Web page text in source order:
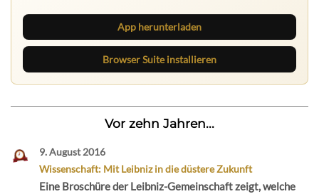
App herunterladen
Browser Suite installieren
Vor zehn Jahren...
9. August 2016
Wissenschaft: Mit Leibniz in die düstere Zukunft
Eine Broschüre der Leibniz-Gemeinschaft zeigt, welche